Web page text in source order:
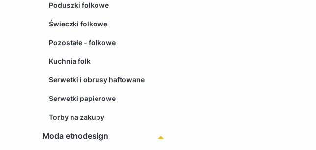
Poduszki folkowe
Świeczki folkowe
Pozostałe - folkowe
Kuchnia folk
Serwetki i obrusy haftowane
Serwetki papierowe
Torby na zakupy
Moda etnodesign